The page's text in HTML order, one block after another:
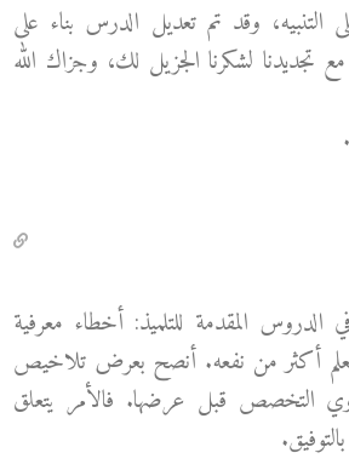
وقد تم تعديل الدرس بناء على
تجديدنا لشكرنا الجزيل لك، وجزاك الله
الدروس المقدمة للتلميذ: أخطاء معرفية
أكثر من نفعه. أنصح بعرض تلاخيص
التخصص قبل عرضها. فالأمر يتعلق